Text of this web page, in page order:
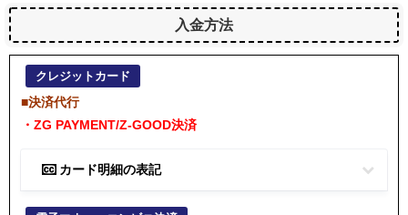
入金方法
クレジットカード
■決済代行
・ZG PAYMENT/Z-GOOD決済
カード明細の表記